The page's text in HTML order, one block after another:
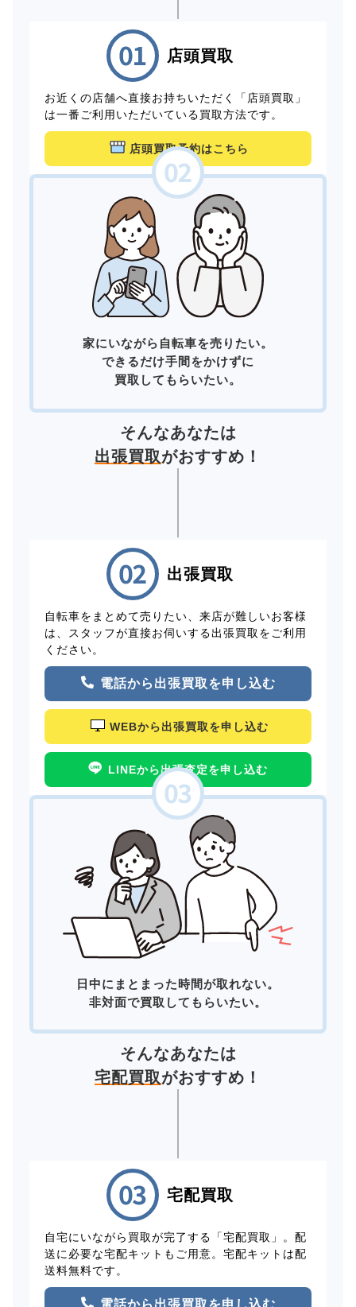
店頭買取
お近くの店舗へ直接お持ちいただく「店頭買取」
は一番ご利用いただいている買取方法です。
店頭買取予約はこちら
家にいながら自転車を売りたい。
できるだけ手間をかけずに
買取してもらいたい。
そんなあなたは
出張買取がおすすめ！
出張買取
自転車をまとめて売りたい、来店が難しいお客様
は、スタッフが直接お伺いする出張買取をご利用
ください。
電話から出張買取を申し込む
WEBから出張買取を申し込む
LINEから出張査定を申し込む
日中にまとまった時間が取れない。
非対面で買取してもらいたい。
そんなあなたは
宅配買取がおすすめ！
宅配買取
自宅にいながら買取が完了する「宅配買取」。配
送に必要な宅配キットもご用意。宅配キットは配
送料無料です。
電話から出張買取を申し込む